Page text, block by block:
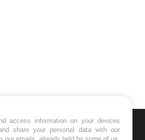
access information on your devices
share your personal data with our